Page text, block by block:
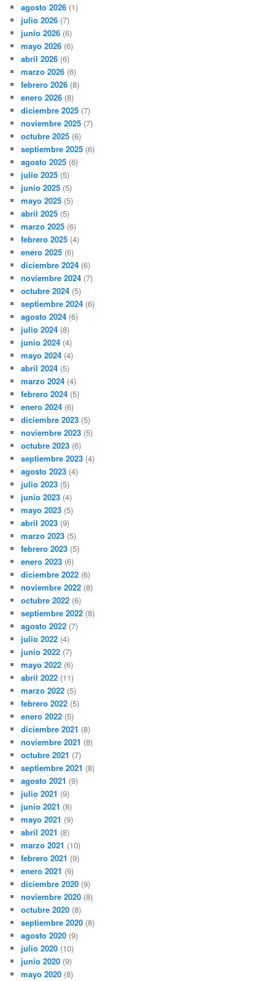
agosto 2026 (1)
julio 2026 (7)
junio 2026 (6)
mayo 2026 (6)
abril 2026 (6)
marzo 2026 (6)
febrero 2026 (8)
enero 2026 (8)
diciembre 2025 (7)
noviembre 2025 (7)
octubre 2025 (6)
septiembre 2025 (6)
agosto 2025 (6)
julio 2025 (5)
junio 2025 (5)
mayo 2025 (5)
abril 2025 (5)
marzo 2025 (6)
febrero 2025 (4)
enero 2025 (6)
diciembre 2024 (6)
noviembre 2024 (7)
octubre 2024 (5)
septiembre 2024 (6)
agosto 2024 (6)
julio 2024 (8)
junio 2024 (4)
mayo 2024 (4)
abril 2024 (5)
marzo 2024 (4)
febrero 2024 (5)
enero 2024 (6)
diciembre 2023 (5)
noviembre 2023 (5)
octubre 2023 (6)
septiembre 2023 (4)
agosto 2023 (4)
julio 2023 (5)
junio 2023 (4)
mayo 2023 (5)
abril 2023 (9)
marzo 2023 (5)
febrero 2023 (5)
enero 2023 (6)
diciembre 2022 (6)
noviembre 2022 (8)
octubre 2022 (6)
septiembre 2022 (8)
agosto 2022 (7)
julio 2022 (4)
junio 2022 (7)
mayo 2022 (6)
abril 2022 (11)
marzo 2022 (5)
febrero 2022 (5)
enero 2022 (5)
diciembre 2021 (8)
noviembre 2021 (8)
octubre 2021 (7)
septiembre 2021 (8)
agosto 2021 (9)
julio 2021 (9)
junio 2021 (8)
mayo 2021 (9)
abril 2021 (8)
marzo 2021 (10)
febrero 2021 (9)
enero 2021 (9)
diciembre 2020 (9)
noviembre 2020 (8)
octubre 2020 (8)
septiembre 2020 (8)
agosto 2020 (9)
julio 2020 (10)
junio 2020 (9)
mayo 2020 (8)